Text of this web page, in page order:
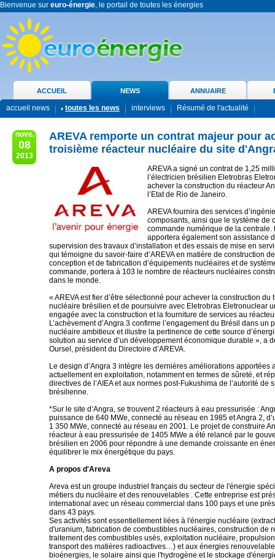
Bienvenue sur euro-énergie, le portail de toutes les énergies
ACCUEIL NEWS ANNUAIRE
accueil news toutes les news interviews Résumé de l'actualité
nove.
08
2013
AREVA remporte un contrat majeur pour
troisième réacteur nucléaire du site
AREVA a signé un contrat de 1,25
l’électricien brésilien Eletrobras
achever la construction du réacteur
l’Etat de Rio de Janeiro.
AREVA fournira des services
composants, ainsi que le système de
commande numérique de la centrale.
apportera également son assistance
supervision des travaux d’installation et des essais de mise en
qui témoigne du savoir-faire d’AREVA en matière de construction
conception et de fabrication d’équipements nucléaires et de
commande, portera à 103 le nombre de réacteurs nucléaires
dans le monde.
« AREVA est fier d’être sélectionné pour achever la construction du
nucléaire brésilien et de poursuivre avec Eletrobras Eletronuclear
engagée avec la construction et la fourniture de services au
L’achèvement d’Angra 3 confirme l’engagement du Brésil dans un
nucléaire ambitieux et illustre la pertinence de cette source
solution au service d’un développement économique durable », a
Oursel, président du Directoire d’AREVA.
Le design d’Angra 3 intègre les dernières améliorations apportées
actuellement en exploitation, notamment en termes de sûreté, et
directives de l’AIEA et aux normes post-Fukushima de l’autorité de
brésilienne.
*Sur le site d’Angra, se trouvent 2 réacteurs à eau pressurisée :
puissance de 640 MWe, connecté au réseau en 1985 et Angra 2,
1 350 MWe, connecté au réseau en 2001. Le projet de construire
réacteur à eau pressurisée de 1405 MWe a été relancé par le
brésilien en 2006 pour répondre à une demande croissante en
équilibrer le mix énergétique du pays.
A propos d'Areva
Areva est un groupe industriel français du secteur de l'énergie
métiers du nucléaire et des renouvelables . Cette entreprise est
international avec un réseau commercial dans 100 pays et une
dans 43 pays.
Ses activités sont essentiellement liées à l'énergie nucléaire
d'uranium, fabrication de combustibles nucléaires, construction de
traitement des combustibles usés, exploitation nucléaire,
transport des matières radioactives…) et aux énergies
bioénergies, le solaire ainsi que l'hydrogène et le stockage